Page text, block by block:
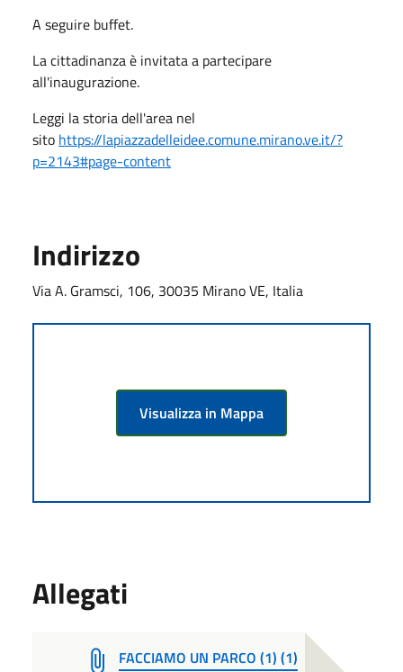
A seguire buffet.
La cittadinanza è invitata a partecipare
all'inaugurazione.
Leggi la storia dell'area nel
sito https://lapiazzadelleidee.comune.mirano.ve.it/?
p=2143#page-content
Indirizzo
Via A. Gramsci, 106, 30035 Mirano VE, Italia
Visualizza in Mappa
Allegati
FACCIAMO UN PARCO (1) (1)